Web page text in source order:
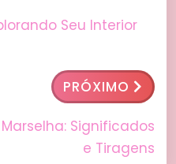
Seu Interior
PRÓXIMO
Significados
e Tiragens